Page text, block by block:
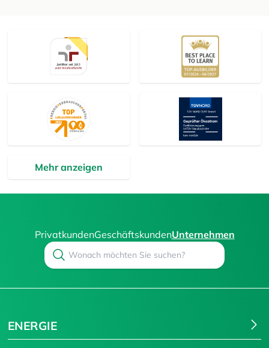
Mehr anzeigen
PrivatkundenGeschäftskundenUnternehmen
Search
ENERGIE